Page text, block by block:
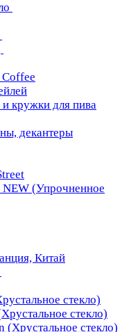
кружки для пива
декантеры
(Упрочненное
Китай
стекло)
стекло)
стекло)